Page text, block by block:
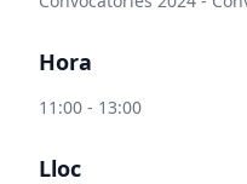
Hora
11:00 - 13:00
Lloc